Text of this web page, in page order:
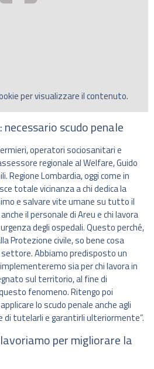
per visualizzare il contenuto.
scudo penale
operatori sociosanitari e
regionale al Welfare, Guido
Regione Lombardia, oggi come in
totale vicinanza a chi dedica la
e salvare vite umane su tutto il
il personale di Areu e chi lavora
degli ospedali. Questo perché,
Protezione civile, so bene cosa
Abbiamo predisposto un
sia per chi lavora in
sul territorio, al fine di
fenomeno. Ritengo poi
lo scudo penale anche agli
di tutelarli e garantirli ulteriormente”.
per migliorare la